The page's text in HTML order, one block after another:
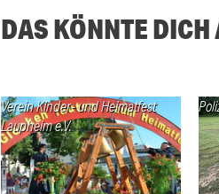
DAS KÖNNTE
Verein Kinder- und Heimatfest
Laupheim e.V.